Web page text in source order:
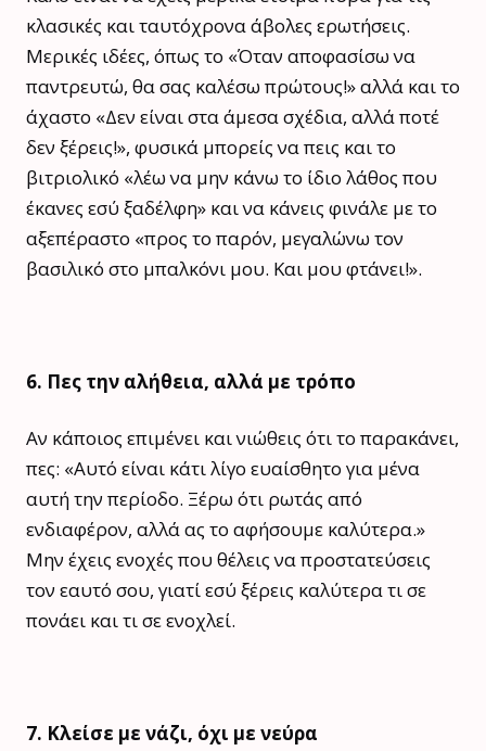
κλασικές και ταυτόχρονα άβολες ερωτήσεις.
Μερικές ιδέες, όπως το «Όταν αποφασίσω να
παντρευτώ, θα σας καλέσω πρώτους!» αλλά και το
άχαστο «Δεν είναι στα άμεσα σχέδια, αλλά ποτέ
δεν ξέρεις!», φυσικά μπορείς να πεις και το
βιτριολικό «λέω να μην κάνω το ίδιο λάθος που
έκανες εσύ ξαδέλφη» και να κάνεις φινάλε με το
αξεπέραστο «προς το παρόν, μεγαλώνω τον
βασιλικό στο μπαλκόνι μου. Και μου φτάνει!».
6. Πες την αλήθεια, αλλά με τρόπο
Αν κάποιος επιμένει και νιώθεις ότι το παρακάνει,
πες: «Αυτό είναι κάτι λίγο ευαίσθητο για μένα
αυτή την περίοδο. Ξέρω ότι ρωτάς από
ενδιαφέρον, αλλά ας το αφήσουμε καλύτερα.»
Μην έχεις ενοχές που θέλεις να προστατεύσεις
τον εαυτό σου, γιατί εσύ ξέρεις καλύτερα τι σε
πονάει και τι σε ενοχλεί.
7. Κλείσε με νάζι, όχι με νεύρα